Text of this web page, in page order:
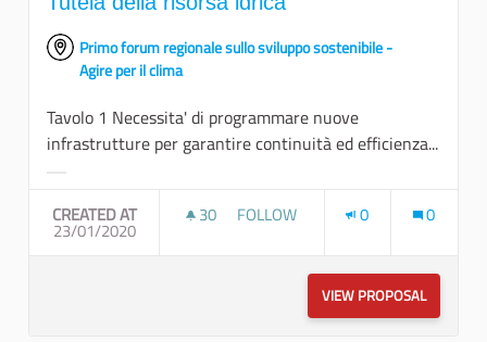
Primo forum regionale sullo sviluppo sostenibile -
Agire per il clima
Tavolo 1 Necessita' di programmare nuove
infrastrutture per garantire continuità ed efficienza...
CREATED AT
23/01/2020
30 30 FOLLOWERS
FOLLOW 0 0
VIEW PROPOSALTUTELA